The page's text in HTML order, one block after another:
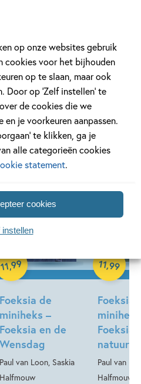
op onze websites gebruik
cookies voor het bijhouden
op te slaan, maar ook
op ‘Zelf instellen’ te
de cookies die we
je voorkeuren aanpassen.
te klikken, ga je
alle categorieën cookies
statement.
cookies
instellen
verder
de serie 'Foeksia
Foeksia de
miniheks –
Foeksia en de
Wensdag
Paul van Loon, Saskia
Halfmouw
11,99
Hardcover
Foeksia
Foeksia
natuur
Paul van
Halfmouw
11,99
Hardcover